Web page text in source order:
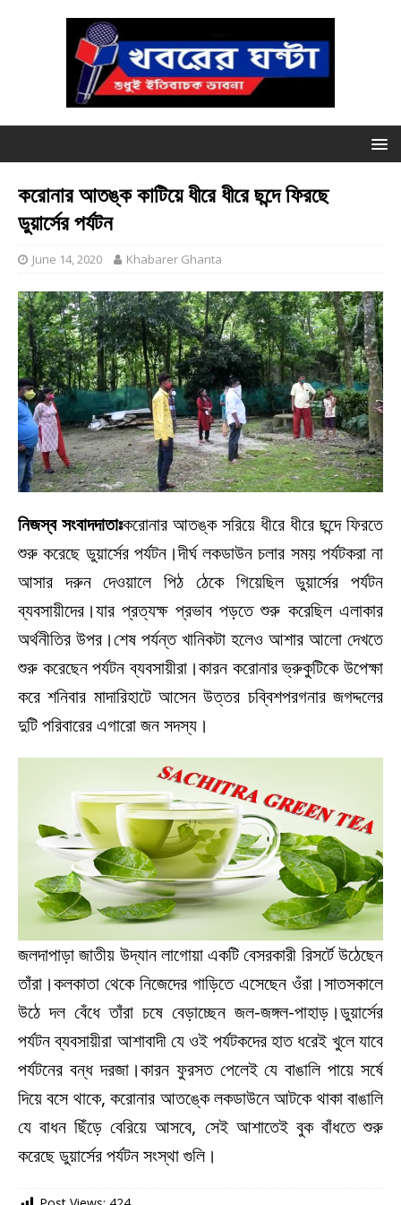
করোনার আতঙ্ক কাটিয়ে ধীরে ধীরে ছন্দে ফিরছে
ডুয়ার্সের পর্যটন
June 14, 2020 Khabarer Ghanta
নিজস্ব সংবাদদাতাঃকরোনার আতঙ্ক সরিয়ে ধীরে ধীরে ছন্দে ফিরতে
শুরু করেছে ডুয়ার্সের পর্যটন।দীর্ঘ লকডাউন চলার সময় পর্যটকরা না
আসার দরুন দেওয়ালে পিঠ ঠেকে গিয়েছিল ডুয়ার্সের পর্যটন
ব্যবসায়ীদের।যার প্রত্যক্ষ প্রভাব পড়তে শুরু করেছিল এলাকার
অর্থনীতির উপর।শেষ পর্যন্ত খানিকটা হলেও আশার আলো দেখতে
শুরু করেছেন পর্যটন ব্যবসায়ীরা।কারন করোনার ভ্রুকুটিকে উপেক্ষা
করে শনিবার মাদারিহাটে আসেন উত্তর চব্বিশপরগনার জগদ্দলের
দুটি পরিবারের এগারো জন সদস্য।
জলদাপাড়া জাতীয় উদ্যান লাগোয়া একটি বেসরকারী রিসর্টে উঠেছেন
তাঁরা।কলকাতা থেকে নিজেদের গাড়িতে এসেছেন ওঁরা।সাতসকালে
উঠে দল বেঁধে তাঁরা চষে বেড়াচ্ছেন জল-জঙ্গল-পাহাড়।ডুয়ার্সের
পর্যটন ব্যবসায়ীরা আশাবাদী যে ওই পর্যটকদের হাত ধরেই খুলে যাবে
পর্যটনের বন্ধ দরজা।কারন ফুরসত পেলেই যে বাঙালি পায়ে সর্ষে
দিয়ে বসে থাকে, করোনার আতঙ্কে লকডাউনে আটকে থাকা বাঙালি
যে বাধন ছিঁড়ে বেরিয়ে আসবে, সেই আশাতেই বুক বাঁধতে শুরু
করেছে ডুয়ার্সের পর্যটন সংস্থা গুলি।